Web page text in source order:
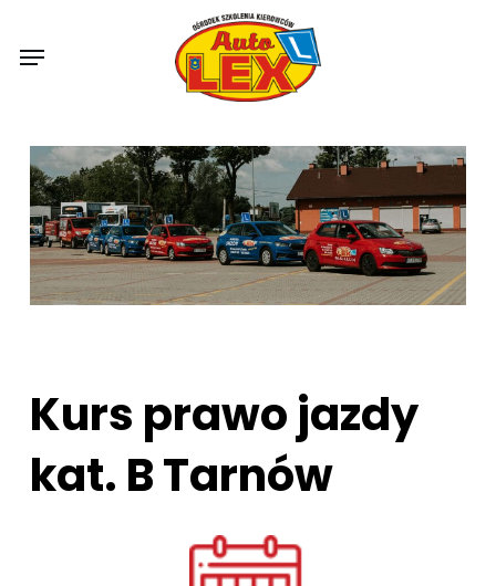
main
Menu
Kurs prawo jazdy
kat. B Tarnów